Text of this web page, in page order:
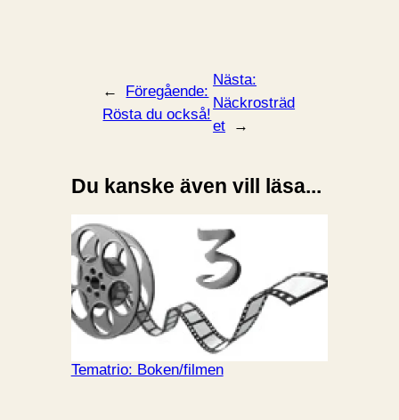
←
Föregående:
Rösta du också!
Nästa:
Näckrosträd
et
→
Du kanske även vill läsa...
Tematrio: Boken/filmen